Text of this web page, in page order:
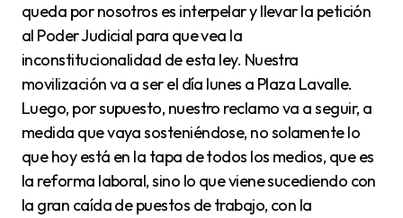
queda por nosotros es interpelar y llevar la petición
al Poder Judicial para que vea la
inconstitucionalidad de esta ley. Nuestra
movilización va a ser el día lunes a Plaza Lavalle.
Luego, por supuesto, nuestro reclamo va a seguir, a
medida que vaya sosteniéndose, no solamente lo
que hoy está en la tapa de todos los medios, que es
la reforma laboral, sino lo que viene sucediendo con
la gran caída de puestos de trabajo, con la